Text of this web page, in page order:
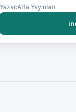
Yazar:Alfa Yayınları